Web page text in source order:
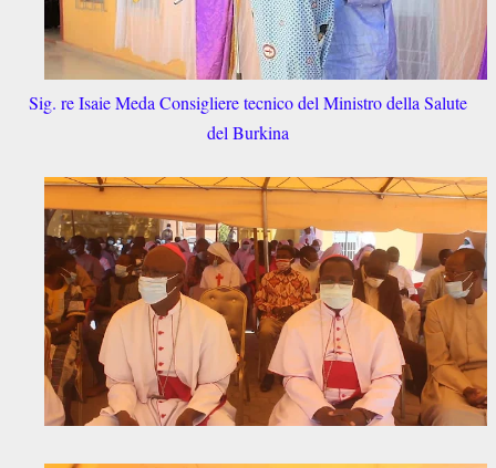
Sig. re Isaie Meda Consigliere tecnico del Ministro della Salute
del Burkina